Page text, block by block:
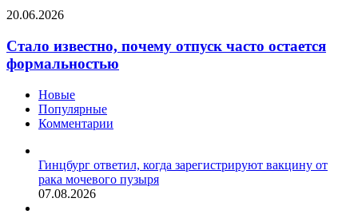
они
зрелым
женщинам
Стало
почему
отпуск
часто
формальностью
20.06.2026
Стало известно, почему отпуск часто остается
формальностью
Новые
Популярные
Комментарии
Гинцбург ответил, когда зарегистрируют вакцину от
рака мочевого пузыря
07.08.2026